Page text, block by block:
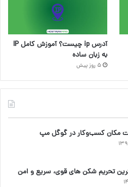
آدرس ip چیست؟ آموزش کامل IP
به زبان ساده
5 روز پیش
مکان کسب‌وکار در گوگل مپ
تحریم شکن های قوی، سریع و امن